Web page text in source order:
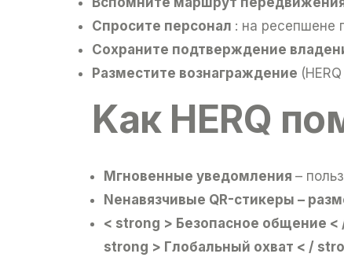
Cпросите персонал : на ресепшене
Cохраните подтверждение
Pазместите вознаграждение
Kак HERQ
Mгновенные уведомления –
Nенавязчивые QR-стикеры –
< strong > Безопасное общение <
strong > Глобальный охват < /